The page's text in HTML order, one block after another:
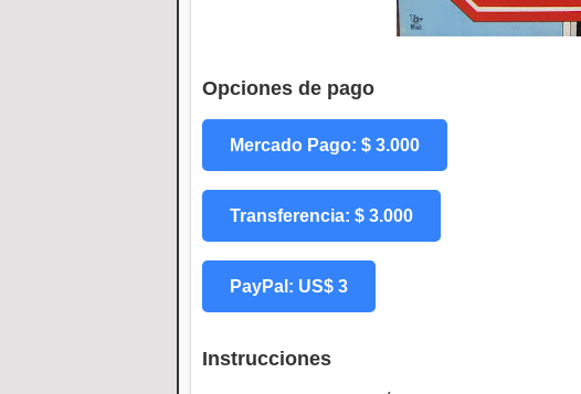
Opciones de pago
Mercado Pago: $ 3.000
Transferencia: $ 3.000
PayPal: US$ 3
Instrucciones